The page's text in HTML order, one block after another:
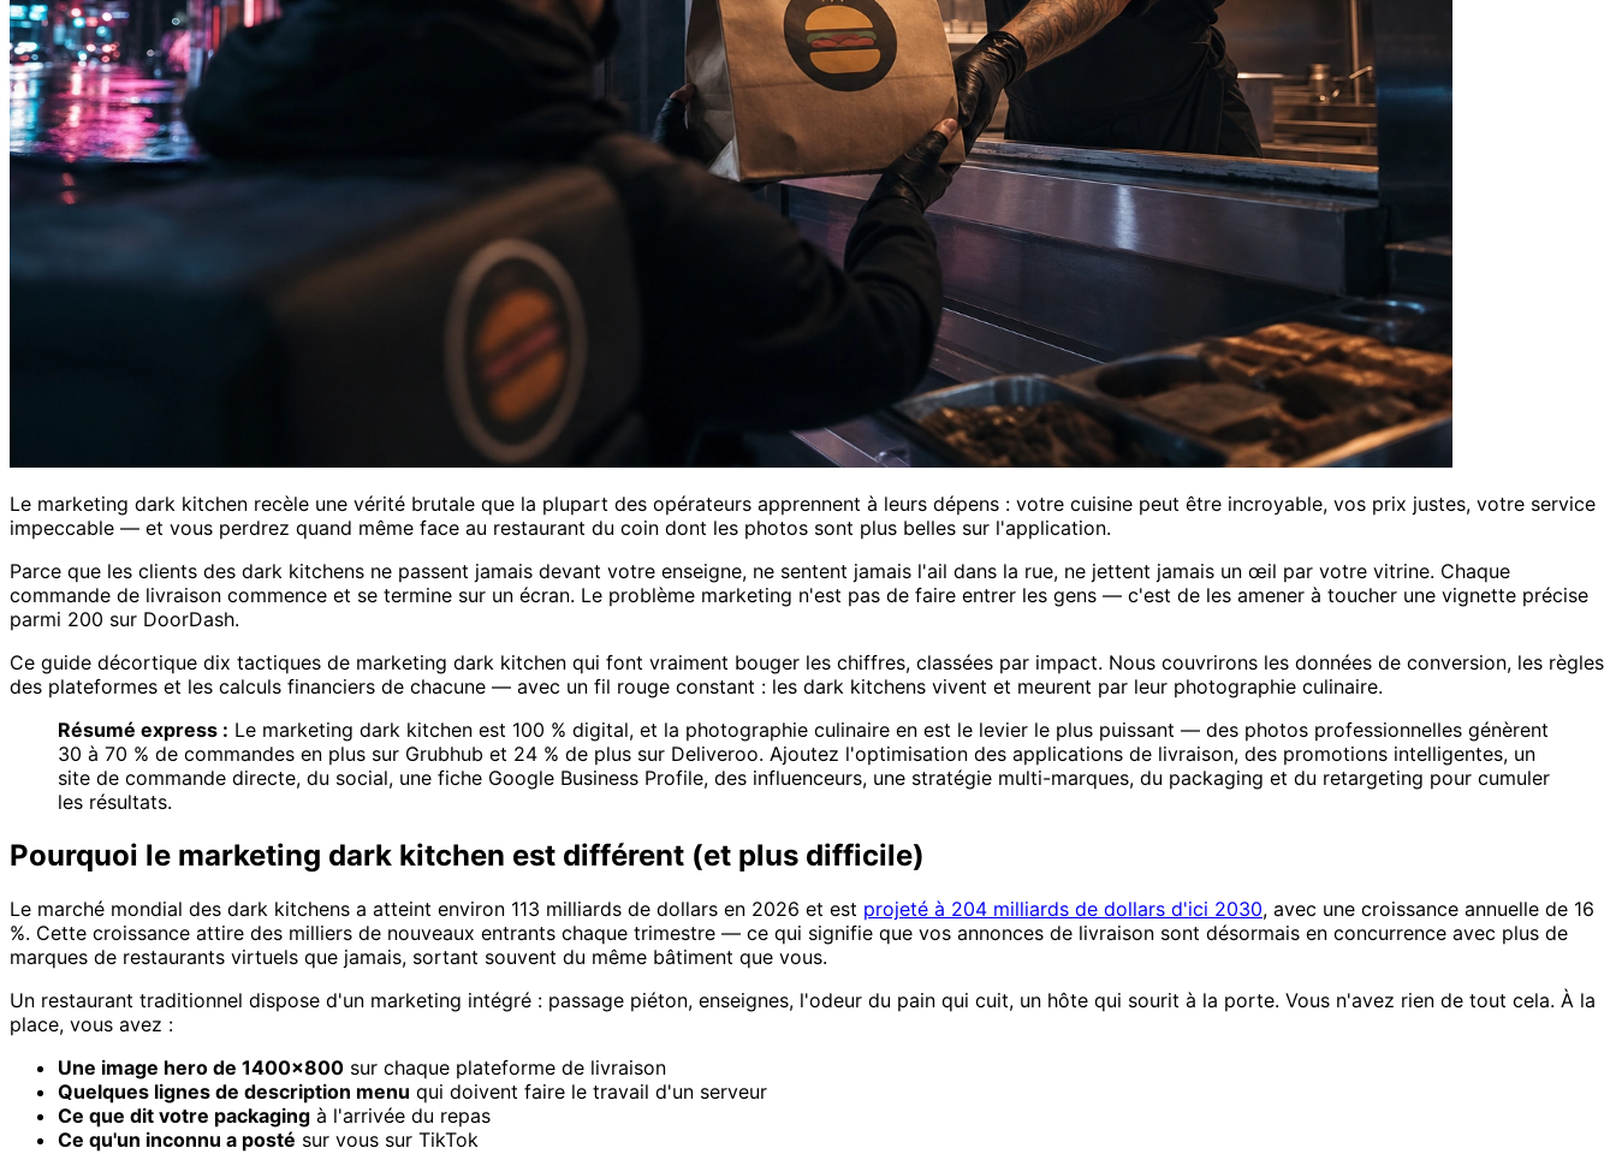
Le marketing dark kitchen recèle une vérité brutale que la plupart des opérateurs apprennent à leurs dépens : votre cuisine peut être incroyable, vos prix justes, votre service
impeccable — et vous perdrez quand même face au restaurant du coin dont les photos sont plus belles sur l'application.
Parce que les clients des dark kitchens ne passent jamais devant votre enseigne, ne sentent jamais l'ail dans la rue, ne jettent jamais un œil par votre vitrine. Chaque
commande de livraison commence et se termine sur un écran. Le problème marketing n'est pas de faire entrer les gens — c'est de les amener à toucher une vignette précise
parmi 200 sur DoorDash.
Ce guide décortique dix tactiques de marketing dark kitchen qui font vraiment bouger les chiffres, classées par impact. Nous couvrirons les données de conversion, les règles
des plateformes et les calculs financiers de chacune — avec un fil rouge constant : les dark kitchens vivent et meurent par leur photographie culinaire.
Résumé express : Le marketing dark kitchen est 100 % digital, et la photographie culinaire en est le levier le plus puissant — des photos professionnelles génèrent
30 à 70 % de commandes en plus sur Grubhub et 24 % de plus sur Deliveroo. Ajoutez l'optimisation des applications de livraison, des promotions intelligentes, un
site de commande directe, du social, une fiche Google Business Profile, des influenceurs, une stratégie multi-marques, du packaging et du retargeting pour cumuler
les résultats.
Pourquoi le marketing dark kitchen est différent (et plus difficile)
Le marché mondial des dark kitchens a atteint environ 113 milliards de dollars en 2026 et est projeté à 204 milliards de dollars d'ici 2030, avec une croissance annuelle de 16
%. Cette croissance attire des milliers de nouveaux entrants chaque trimestre — ce qui signifie que vos annonces de livraison sont désormais en concurrence avec plus de
marques de restaurants virtuels que jamais, sortant souvent du même bâtiment que vous.
Un restaurant traditionnel dispose d'un marketing intégré : passage piéton, enseignes, l'odeur du pain qui cuit, un hôte qui sourit à la porte. Vous n'avez rien de tout cela. À la
place, vous avez :
Une image hero de 1400×800 sur chaque plateforme de livraison
Quelques lignes de description menu qui doivent faire le travail d'un serveur
Ce que dit votre packaging à l'arrivée du repas
Ce qu'un inconnu a posté sur vous sur TikTok